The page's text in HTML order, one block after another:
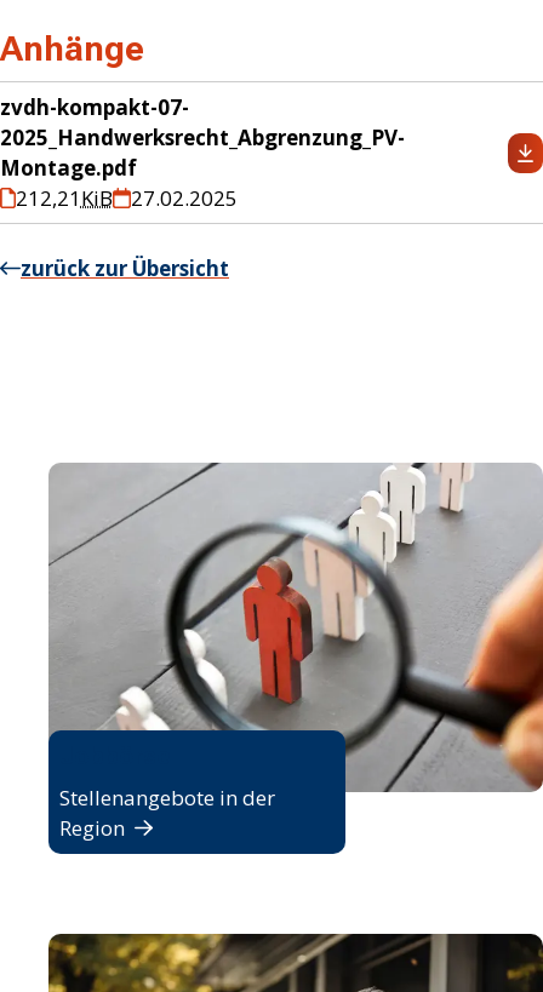
Anhänge
zvdh-kompakt-07-
2025_Handwerksrecht_Abgrenzung_PV-
Montage.pdf
212,21KiB 27.02.2025
zurück zur Übersicht
Stellenangebote in der
Region